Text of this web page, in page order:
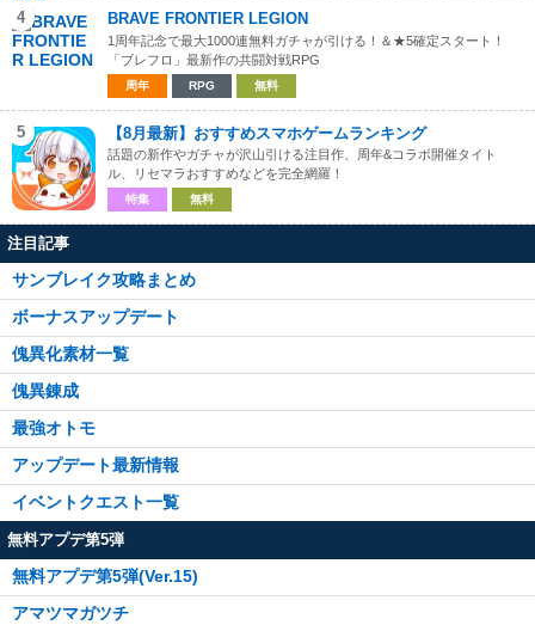
4 BRAVE FRONTIER LEGION
1周年記念で最大1000連無料ガチャが引ける！＆★5確定スタート！
「ブレフロ」最新作の共闘対戦RPG
周年 RPG 無料
5 【8月最新】おすすめスマホゲームランキング
話題の新作やガチャが沢山引ける注目作、周年&コラボ開催タイト
ル、リセマラおすすめなどを完全網羅！
特集 無料
注目記事
サンブレイク攻略まとめ
ボーナスアップデート
傀異化素材一覧
傀異錬成
最強オトモ
アップデート最新情報
イベントクエスト一覧
無料アプデ第5弾
無料アプデ第5弾(Ver.15)
アマツマガツチ